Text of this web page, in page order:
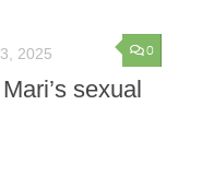
0
2025
sexual